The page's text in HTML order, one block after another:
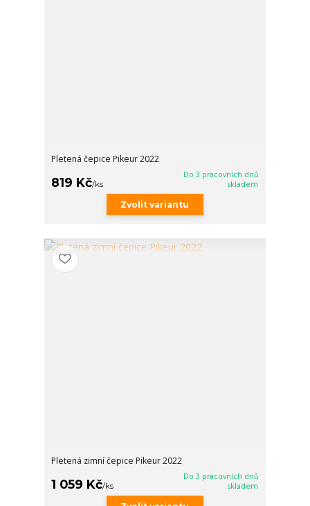
Pletená čepice Pikeur 2022
819 Kč/ks
Do 3 pracovních dnů
skladem
Zvolit variantu
Pletená zimní čepice Pikeur 2022
1 059 Kč/ks
Do 3 pracovních dnů
skladem